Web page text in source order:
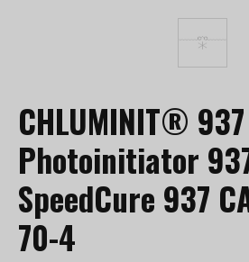
CHLUMINIT®
Photoinitiator
SpeedCure 937
70-4